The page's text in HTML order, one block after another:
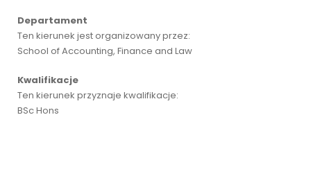
Departament
Ten kierunek jest organizowany przez:
School of Accounting, Finance and Law
Kwalifikacje
Ten kierunek przyznaje kwalifikacje:
BSc Hons